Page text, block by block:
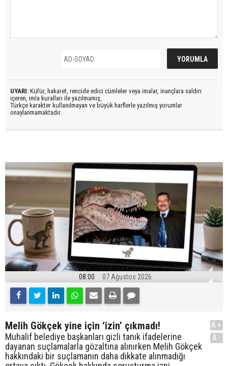
UYARI: Küfür, hakaret, rencide edici cümleler veya imalar, inançlara saldırı
içeren, imla kuralları ile yazılmamış,
Türkçe karakter kullanılmayan ve büyük harflerle yazılmış yorumlar
onaylanmamaktadır.
08:00 07 Ağustos 2026
Melih Gökçek yine için ‘izin’ çıkmadı!
Muhalif belediye başkanları gizli tanık ifadelerine
dayanan suçlamalarla gözaltına alınırken Melih Gökçek
hakkındaki bir suçlamanın daha dikkate alınmadığı
A+
A-